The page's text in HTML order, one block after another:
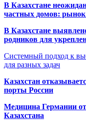
В Казахстане
частных домов: рынок
В Казахстане
родников для
Системный подход к
для разных задач
Казахстан
порты России
Медицина Германии
Казахстана